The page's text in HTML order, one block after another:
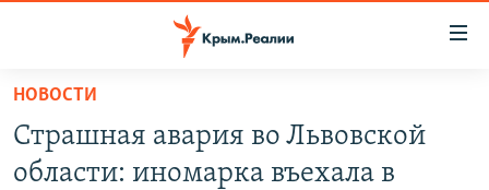
Вернуться
основному
содержанию
СПЕЦПРОЕКТЫ
НОВОСТИ
Страшная авария во Львовской
области: иномарка въехала в